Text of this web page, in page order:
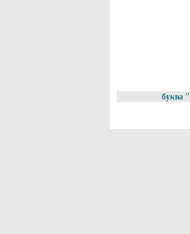
буква